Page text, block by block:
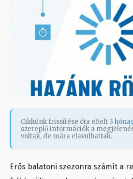
Cikkünk frissítése óta eltelt 3
szereplő információk a
voltak, de mára elavulhattak.
Erős balatoni szezonra számít a